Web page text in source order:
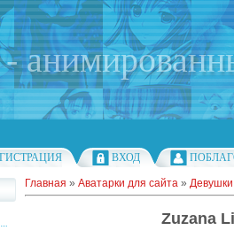
ВХОД
Главная » Аватарки для сайта »
Zuzana